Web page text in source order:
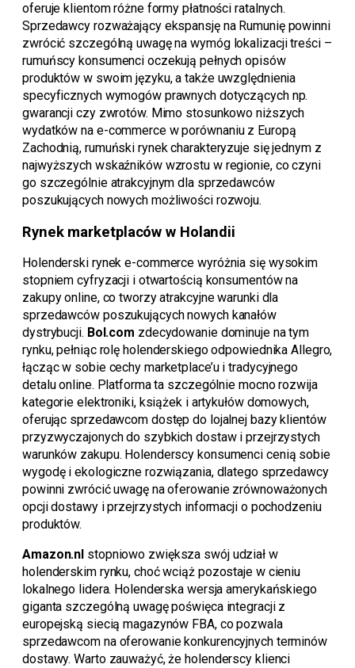
oferuje klientom różne formy płatności ratalnych.
Sprzedawcy rozważający ekspansję na Rumunię powinni
zwrócić szczególną uwagę na wymóg lokalizacji treści –
rumuńscy konsumenci oczekują pełnych opisów
produktów w swoim języku, a także uwzględnienia
specyficznych wymogów prawnych dotyczących np.
gwarancji czy zwrotów. Mimo stosunkowo niższych
wydatków na e-commerce w porównaniu z Europą
Zachodnią, rumuński rynek charakteryzuje się jednym z
najwyższych wskaźników wzrostu w regionie, co czyni
go szczególnie atrakcyjnym dla sprzedawców
poszukujących nowych możliwości rozwoju.
Rynek marketplaców w Holandii
Holenderski rynek e-commerce wyróżnia się wysokim
stopniem cyfryzacji i otwartością konsumentów na
zakupy online, co tworzy atrakcyjne warunki dla
sprzedawców poszukujących nowych kanałów
dystrybucji. Bol.com zdecydowanie dominuje na tym
rynku, pełniąc rolę holenderskiego odpowiednika Allegro,
łącząc w sobie cechy marketplace’u i tradycyjnego
detalu online. Platforma ta szczególnie mocno rozwija
kategorie elektroniki, książek i artykułów domowych,
oferując sprzedawcom dostęp do lojalnej bazy klientów
przyzwyczajonych do szybkich dostaw i przejrzystych
warunków zakupu. Holenderscy konsumenci cenią sobie
wygodę i ekologiczne rozwiązania, dlatego sprzedawcy
powinni zwrócić uwagę na oferowanie zrównoważonych
opcji dostawy i przejrzystych informacji o pochodzeniu
produktów.
Amazon.nl stopniowo zwiększa swój udział w
holenderskim rynku, choć wciąż pozostaje w cieniu
lokalnego lidera. Holenderska wersja amerykańskiego
giganta szczególną uwagę poświęca integracji z
europejską siecią magazynów FBA, co pozwala
sprzedawcom na oferowanie konkurencyjnych terminów
dostawy. Warto zauważyć, że holenderscy klienci